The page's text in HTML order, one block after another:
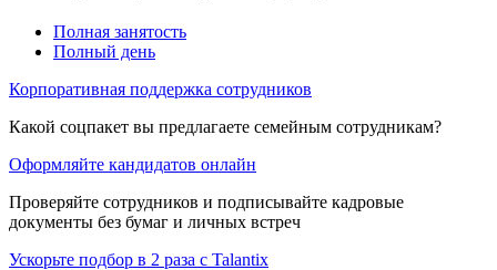
Полная занятость
Полный день
Корпоративная поддержка сотрудников
Какой соцпакет вы предлагаете семейным сотрудникам?
Оформляйте кандидатов онлайн
Проверяйте сотрудников и подписывайте кадровые
документы без бумаг и личных встреч
Ускорьте подбор в 2 раза с Talantix